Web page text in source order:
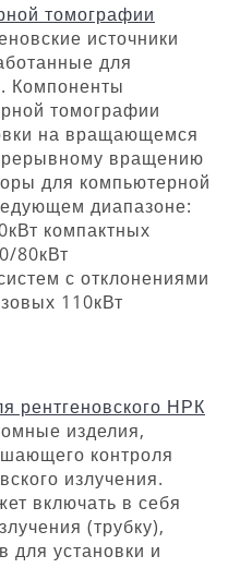
томографии
источники
для
Компоненты
томографии
на вращающемся
вращению
для компьютерной
диапазоне:
компактных
80кВт
с отклонениями
110кВт
рентгеновского НРК
изделия,
контроля
излучения.
включать в себя
(трубку),
для установки и